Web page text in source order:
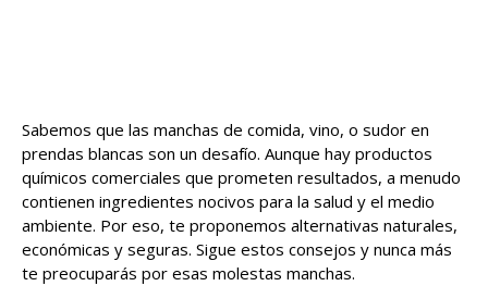
Sabemos que las manchas de comida, vino, o sudor en
prendas blancas son un desafío. Aunque hay productos
químicos comerciales que prometen resultados, a menudo
contienen ingredientes nocivos para la salud y el medio
ambiente. Por eso, te proponemos alternativas naturales,
económicas y seguras. Sigue estos consejos y nunca más
te preocuparás por esas molestas manchas.